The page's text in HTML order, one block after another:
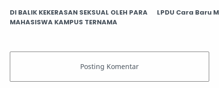
DI BALIK KEKERASAN SEKSUAL OLEH PARA
MAHASISWA KAMPUS TERNAMA
LPDU Cara Baru